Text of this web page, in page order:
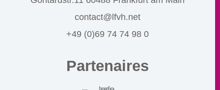
contact@lfvh.net
+49 (0)69 74 74 98 0
Partenaires